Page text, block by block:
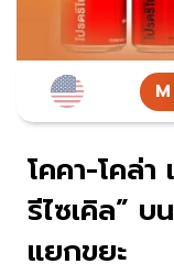
โคคา-โคล่า
รีไซเคิล”
แยกขยะ